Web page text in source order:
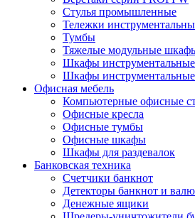
Стулья промышленные
Тележки
Тумбы
Тяжелые модульные
Шкафы
Шкафы
Офисная мебель
Компьютерные офисные
Офисные кресла
Офисные тумбы
Офисные шкафы
Шкафы для раздевалок
Банковская техника
Счетчики банкнот
Детекторы банкнот и
Денежные ящики